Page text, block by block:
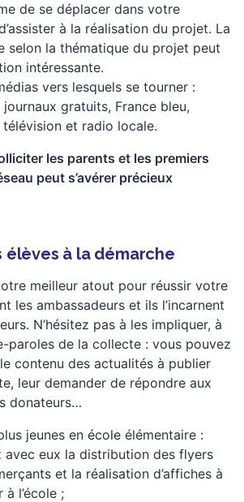
de se déplacer dans votre
à la réalisation du projet. La
selon la thématique du projet peut
intéressante.
vers lesquels se tourner :
gratuits, France bleu,
et radio locale.
les parents et les premiers
peut s’avérer précieux
élèves à la démarche
meilleur atout pour réussir votre
les ambassadeurs et ils l’incarnent
N’hésitez pas à les impliquer, à
paroles de la collecte : vous pouvez
contenu des actualités à publier
leur demander de répondre aux
donateurs…
jeunes en école élémentaire :
avec eux la distribution des flyers
et la réalisation d’affiches à
l’école ;